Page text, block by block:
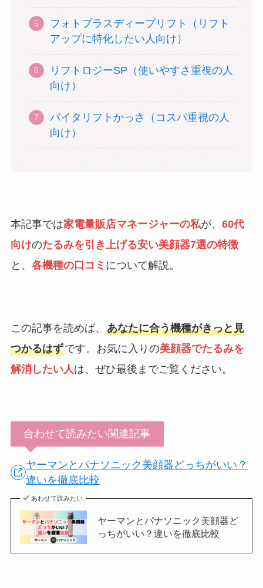
フォトプラスディープリフト（リフト
アップに特化したい人向け）
リフトロジーSP（使いやすさ重視の人
向け）
バイタリフトかっさ（コスパ重視の人
向け）
本記事では家電量販店マネージャーの私が、 60代
向けのたるみを引き上げる安い美顔器7選の特徴
と、 各機種の口コミ について解説。
この記事を読めば、 あなたに合う機種がきっと見
つかるはずです。お気に入りの美顔器でたるみを
解消したい人 は、ぜひ最後までご覧ください。
合わせて読みたい関連記事
ヤーマンとパナソニック美顔器どっちがいい？
違いを徹底比較
あわせて読みたい
ヤーマンとパナソニック美顔器ど
っちがいい？違いを徹底比較